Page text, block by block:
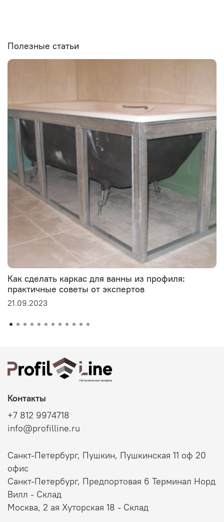
Полезные статьи
Как сделать каркас для ванны из профиля:
практичные советы от экспертов
21.09.2023
Контакты
+7 812 9974718
info@profilline.ru
Санкт-Петербург, Пушкин, Пушкинская 11 оф 20
офис
Санкт-Петербург, Предпортовая 6 Терминал Норд
Вилл - Склад
Москва, 2 ая Хуторская 18 - Склад